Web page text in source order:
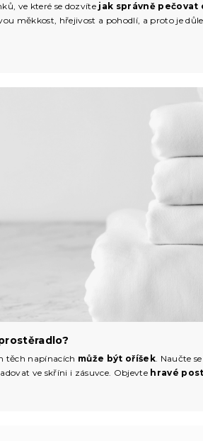
ve které se dozvíte jak správně pečovat
měkkost, hřejivost a pohodlí, a proto je
těch napínacích může být oříšek . Naučte
ve skříni i zásuvce. Objevte hravé